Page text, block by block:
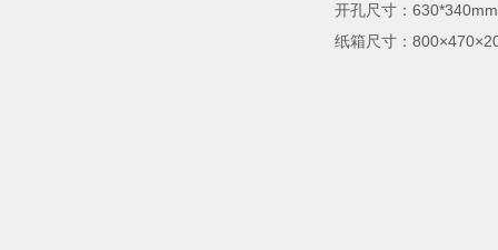
开孔尺寸：630*340mm
纸箱尺寸：